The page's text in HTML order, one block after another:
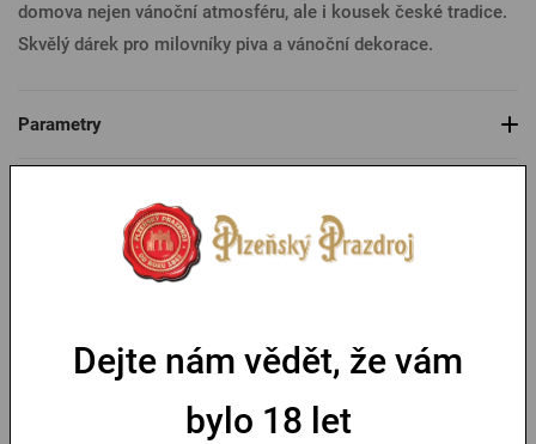
domova nejen vánoční atmosféru, ale i kousek české tradice.
Skvělý dárek pro milovníky piva a vánoční dekorace.
Parametry
Mohlo by se vám líbit
Dejte nám vědět, že vám
bylo 18 let